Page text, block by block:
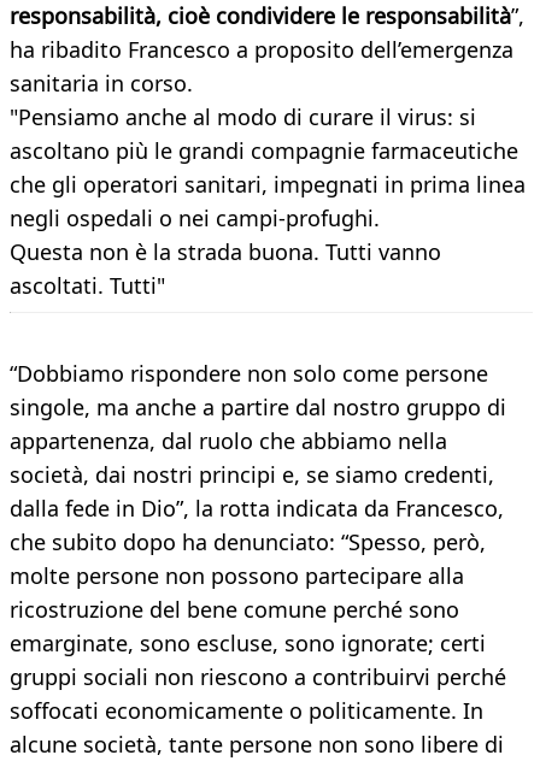
responsabilità, cioè condividere le responsabilità”,
ha ribadito Francesco a proposito dell’emergenza
sanitaria in corso.
"Pensiamo anche al modo di curare il virus: si
ascoltano più le grandi compagnie farmaceutiche
che gli operatori sanitari, impegnati in prima linea
negli ospedali o nei campi-profughi.
Questa non è la strada buona. Tutti vanno
ascoltati. Tutti"
“Dobbiamo rispondere non solo come persone
singole, ma anche a partire dal nostro gruppo di
appartenenza, dal ruolo che abbiamo nella
società, dai nostri principi e, se siamo credenti,
dalla fede in Dio”, la rotta indicata da Francesco,
che subito dopo ha denunciato: “Spesso, però,
molte persone non possono partecipare alla
ricostruzione del bene comune perché sono
emarginate, sono escluse, sono ignorate; certi
gruppi sociali non riescono a contribuirvi perché
soffocati economicamente o politicamente. In
alcune società, tante persone non sono libere di